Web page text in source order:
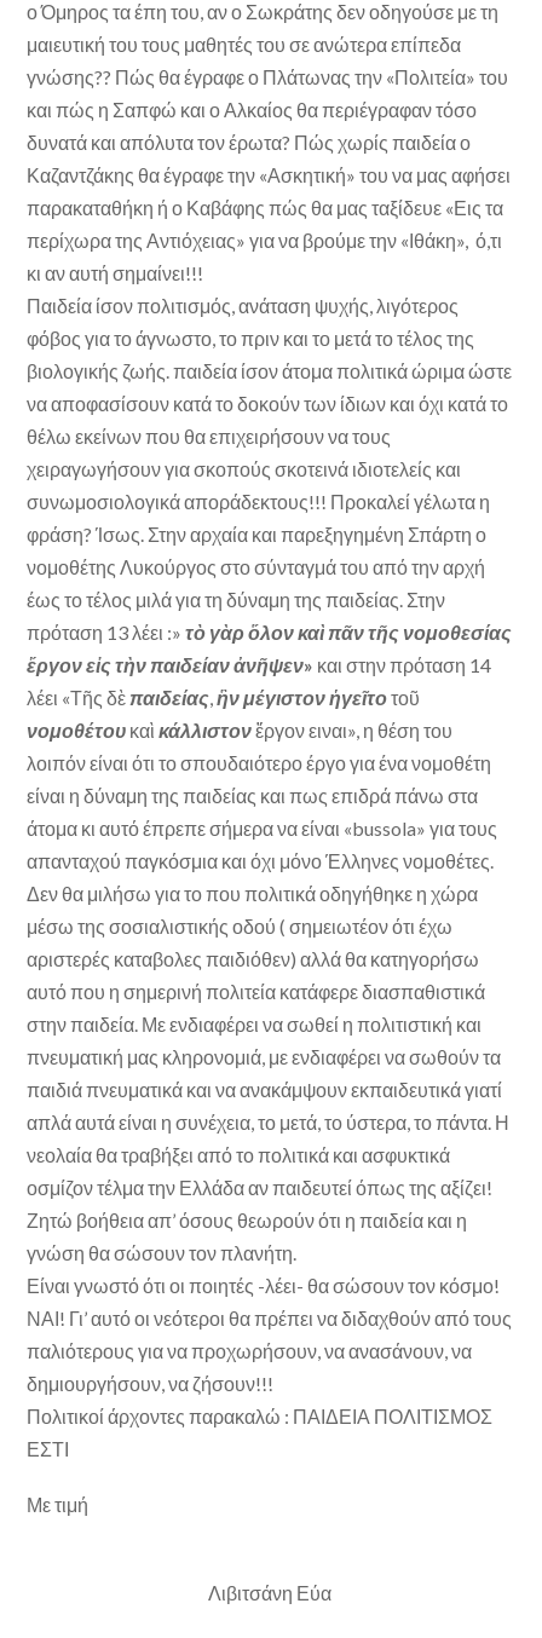
ο Όμηρος τα έπη του, αν ο Σωκράτης δεν οδηγούσε με τη
μαιευτική του τους μαθητές του σε ανώτερα επίπεδα
γνώσης?? Πώς θα έγραφε ο Πλάτωνας την «Πολιτεία» του
και πώς η Σαπφώ και ο Αλκαίος θα περιέγραφαν τόσο
δυνατά και απόλυτα τον έρωτα? Πώς χωρίς παιδεία ο
Καζαντζάκης θα έγραφε την «Ασκητική» του να μας αφήσει
παρακαταθήκη ή ο Καβάφης πώς θα μας ταξίδευε «Εις τα
περίχωρα της Αντιόχειας» για να βρούμε την «Ιθάκη», ό,τι
κι αν αυτή σημαίνει!!!
Παιδεία ίσον πολιτισμός, ανάταση ψυχής, λιγότερος
φόβος για το άγνωστο, το πριν και το μετά το τέλος της
βιολογικής ζωής. παιδεία ίσον άτομα πολιτικά ώριμα ώστε
να αποφασίσουν κατά το δοκούν των ίδιων και όχι κατά το
θέλω εκείνων που θα επιχειρήσουν να τους
χειραγωγήσουν για σκοπούς σκοτεινά ιδιοτελείς και
συνωμοσιολογικά αποράδεκτους!!! Προκαλεί γέλωτα η
φράση? Ίσως. Στην αρχαία και παρεξηγημένη Σπάρτη ο
νομοθέτης Λυκούργος στο σύνταγμά του από την αρχή
έως το τέλος μιλά για τη δύναμη της παιδείας. Στην
πρόταση 13 λέει :» τὸ γὰρὅλον καὶ πᾶν τῆς νομοθεσίας
ἔργον εἰς τὴν παιδείανἀνῆψεν» και στην πρόταση 14
λέει «Τῆς δὲ παιδείας,ἣν μέγιστονἡγεῖτοτοῦ
νομοθέτου καὶκάλλιστονἔργον ειναι», η θέση του
λοιπόν είναι ότι το σπουδαιότερο έργο για ένα νομοθέτη
είναι η δύναμη της παιδείας και πως επιδρά πάνω στα
άτομα κι αυτό έπρεπε σήμερα να είναι «bussola» για τους
απανταχού παγκόσμια και όχι μόνο Έλληνες νομοθέτες.
Δεν θα μιλήσω για το που πολιτικά οδηγήθηκε η χώρα
μέσω της σοσιαλιστικής οδού ( σημειωτέον ότι έχω
αριστερές καταβολες παιδιόθεν) αλλά θα κατηγορήσω
αυτό που η σημερινή πολιτεία κατάφερε διασπαθιστικά
στην παιδεία. Με ενδιαφέρει να σωθεί η πολιτιστική και
πνευματική μας κληρονομιά, με ενδιαφέρει να σωθούν τα
παιδιά πνευματικά και να ανακάμψουν εκπαιδευτικά γιατί
απλά αυτά είναι η συνέχεια, το μετά, το ύστερα, το πάντα. Η
νεολαία θα τραβήξει από το πολιτικά και ασφυκτικά
οσμίζον τέλμα την Ελλάδα αν παιδευτεί όπως της αξίζει!
Ζητώ βοήθεια απ’ όσους θεωρούν ότι η παιδεία και η
γνώση θα σώσουν τον πλανήτη.
Είναι γνωστό ότι οι ποιητές -λέει- θα σώσουν τον κόσμο!
ΝΑΙ! Γι’ αυτό οι νεότεροι θα πρέπει να διδαχθούν από τους
παλιότερους για να προχωρήσουν, να ανασάνουν, να
δημιουργήσουν, να ζήσουν!!!
Πολιτικοί άρχοντες παρακαλώ : ΠΑΙΔΕΙΑ ΠΟΛΙΤΙΣΜΟΣ
ΕΣΤΙ
Με τιμή
Λιβιτσάνη Εύα